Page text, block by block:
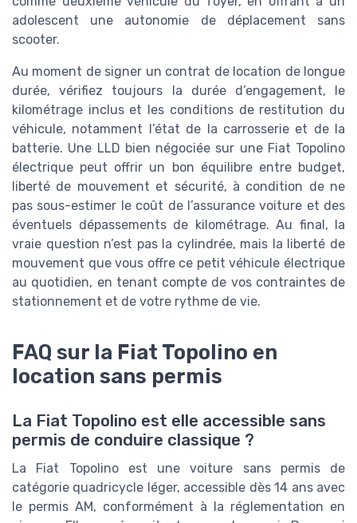
adolescent une autonomie de déplacement sans
scooter.
Au moment de signer un contrat de location de longue
durée, vérifiez toujours la durée d’engagement, le
kilométrage inclus et les conditions de restitution du
véhicule, notamment l’état de la carrosserie et de la
batterie. Une LLD bien négociée sur une Fiat Topolino
électrique peut offrir un bon équilibre entre budget,
liberté de mouvement et sécurité, à condition de ne
pas sous-estimer le coût de l’assurance voiture et des
éventuels dépassements de kilométrage. Au final, la
vraie question n’est pas la cylindrée, mais la liberté de
mouvement que vous offre ce petit véhicule électrique
au quotidien, en tenant compte de vos contraintes de
stationnement et de votre rythme de vie.
FAQ sur la Fiat Topolino en
location sans permis
La Fiat Topolino est elle accessible sans
permis de conduire classique ?
La Fiat Topolino est une voiture sans permis de
catégorie quadricycle léger, accessible dès 14 ans avec
le permis AM, conformément à la réglementation en